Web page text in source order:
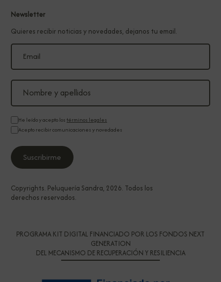
Newsletter
Quieres recibir noticias y novedades, dejanos tu email.
He leído y acepto lostérminos legales
Acepto recibir comunicaciones y novedades
Copyrights. Peluquería Sandra, 2026. Todos los
derechos reservados.
PROGRAMA KIT DIGITAL FINANCIADO POR LOS FONDOS NEXT
GENERATION
DEL MECANISMO DE RECUPERACIÓN Y RESILIENCIA